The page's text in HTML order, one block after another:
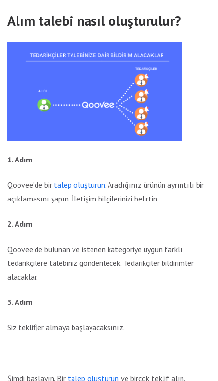
Alım talebi nasıl oluşturulur?
1. Adım
Qoovee’de bir talep oluşturun. Aradığınız ürünün ayrıntılı bir
açıklamasını yapın. İletişim bilgilerinizi belirtin.
2. Adım
Qoovee’de bulunan ve istenen kategoriye uygun farklı
tedarikçilere talebiniz gönderilecek. Tedarikçiler bildirimler
alacaklar.
3. Adım
Siz teklifler almaya başlayacaksınız.
Şimdi başlayın. Bir talep oluşturun ve birçok teklif alın.